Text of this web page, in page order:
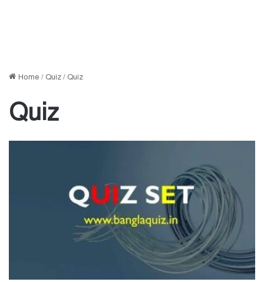
Home / Quiz/ Quiz
Quiz